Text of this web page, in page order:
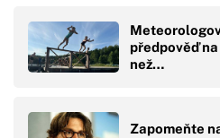
předpověď
než…
Zapomeňte